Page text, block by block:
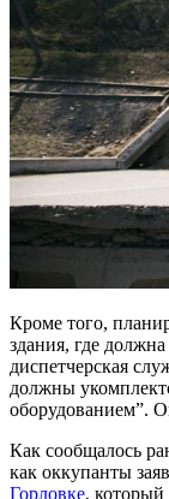
Кроме того,
здания, где
диспетчерская
должны
оборудованием”.
Как сообщалось
как оккупанты
Горловке,